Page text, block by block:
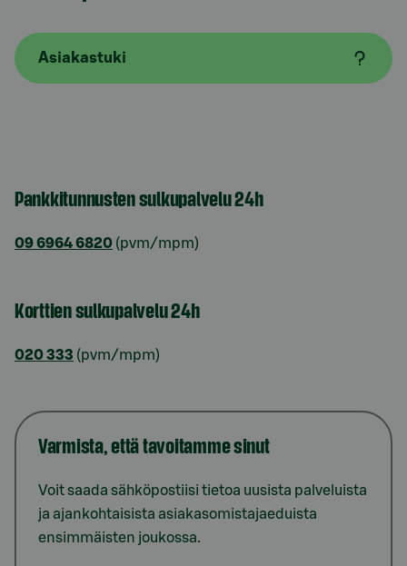
Asiakastuki
Pankkitunnusten sulkupalvelu 24h
09 6964 6820 (pvm/mpm)
Korttien sulkupalvelu 24h
020 333 (pvm/mpm)
Varmista, että tavoitamme sinut
Voit saada sähköpostiisi tietoa uusista palveluista
ja ajankohtaisista asiakasomistajaeduista
ensimmäisten joukossa.